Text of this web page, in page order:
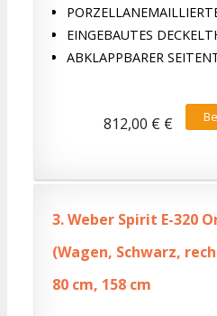
EINGEBAUTES
ABKLAPPBARER
812,00 € €
3.Weber Spirit E-320
(Wagen, Schwarz,
80 cm, 158 cm